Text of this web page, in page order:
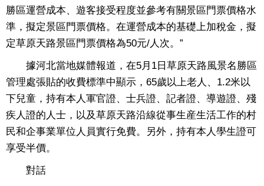
勝區運營成本、遊客接受程度並參考有關景區門票價格水
準，擬定景區門票價格。在運營成本的基礎上加稅金，擬
定草原天路景區門票價格為50元/人次。”
據河北當地媒體報道，在5月1日草原天路風景名勝區
管理處張貼的收費標準中顯示，65歲以上老人、1.2米以
下兒童，持有本人軍官證、士兵證、記者證、導遊證、殘
疾人證的人士，以及草原天路沿線從事生産生活工作的村
民和企事業單位人員實行免費。另外，持有本人學生證可
享受半價。
對話